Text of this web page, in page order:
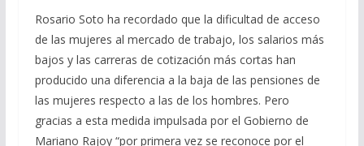
Rosario Soto ha recordado que la dificultad de acceso
de las mujeres al mercado de trabajo, los salarios más
bajos y las carreras de cotización más cortas han
producido una diferencia a la baja de las pensiones de
las mujeres respecto a las de los hombres. Pero
gracias a esta medida impulsada por el Gobierno de
Mariano Rajoy “por primera vez se reconoce por el